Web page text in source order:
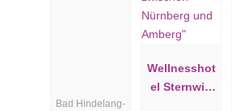
Bad Hindelang-
Wellnesshot
el Sternwirt